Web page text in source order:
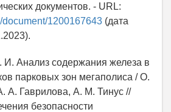
документов. - URL:
document/1200167643 (дата
И. Анализ содержания железа в
парковых зон мегаполиса / О.
А. Гаврилова, А. М. Тинус //
безопасности